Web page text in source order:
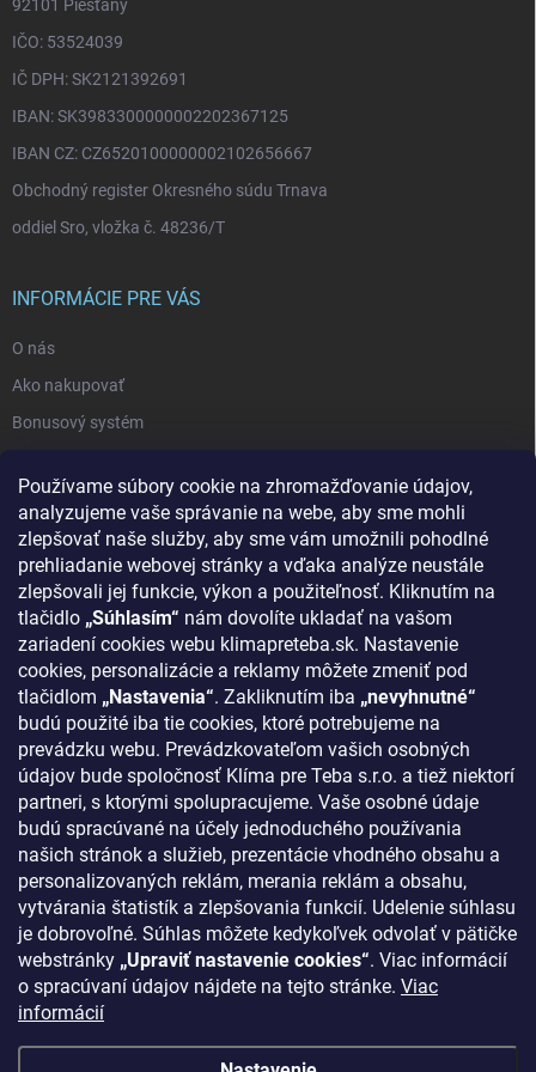
Používame súbory cookie na zhromažďovanie údajov,
analyzujeme vaše správanie na webe, aby sme mohli
zlepšovať naše služby, aby sme vám umožnili pohodlné
prehliadanie webovej stránky a vďaka analýze neustále
zlepšovali jej funkcie, výkon a použiteľnosť. Kliknutím na
tlačidlo „Súhlasím“ nám dovolíte ukladať na vašom
zariadení cookies webu klimapreteba.sk. Nastavenie
cookies, personalizácie a reklamy môžete zmeniť pod
tlačidlom „Nastavenia“. Zakliknutím iba „nevyhnutné“
budú použité iba tie cookies, ktoré potrebujeme na
prevádzku webu. Prevádzkovateľom vašich osobných
údajov bude spoločnosť Klíma pre Teba s.r.o. a tiež niektorí
partneri, s ktorými spolupracujeme. Vaše osobné údaje
budú spracúvané na účely jednoduchého používania
našich stránok a služieb, prezentácie vhodného obsahu a
personalizovaných reklám, merania reklám a obsahu,
vytvárania štatistík a zlepšovania funkcií. Udelenie súhlasu
je dobrovoľné. Súhlas môžete kedykoľvek odvolať v pätičke
webstránky „Upraviť nastavenie cookies“. Viac informácií
o spracúvaní údajov nájdete na tejto stránke. Viac
informácií
92101 Piešťany
IČO: 53524039
IČ DPH: SK2121392691
IBAN: SK3983300000002202367125
IBAN CZ: CZ6520100000002102656667
Obchodný register Okresného súdu Trnava
oddiel Sro, vložka č. 48236/T
INFORMÁCIE PRE VÁS
O nás
Ako nakupovať
Bonusový systém
Blog - najnovšie články
Obchodné podmienky
Podmienky ochrany osobných údajov
Odstúpenie od zmluvy
Kontakty
KONTAKT
klima@klimapreteba.sk
0907 044 080
https://www.facebook.com/klimapreteba.sk
klimapreteba
https://www.youtube.com/@klimapreteba